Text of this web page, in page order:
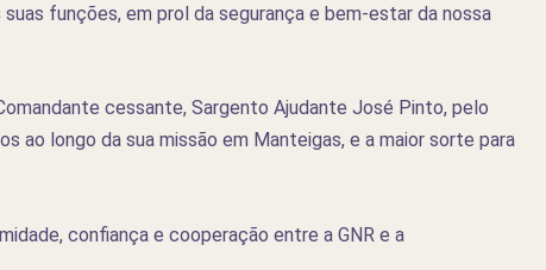
funções, em prol da segurança e bem-estar da nossa
cessante, Sargento Ajudante José Pinto, pelo
ao longo da sua missão em Manteigas, e a maior sorte para
confiança e cooperação entre a GNR e a